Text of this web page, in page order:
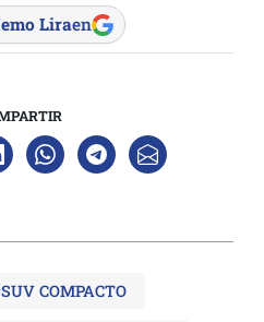
Liraen
COMPACTO